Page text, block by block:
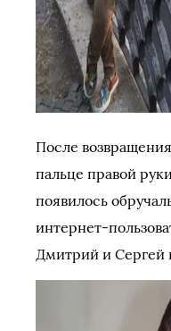
После
пальце правой
появилось
интернет-
Дмитрий и Сергей